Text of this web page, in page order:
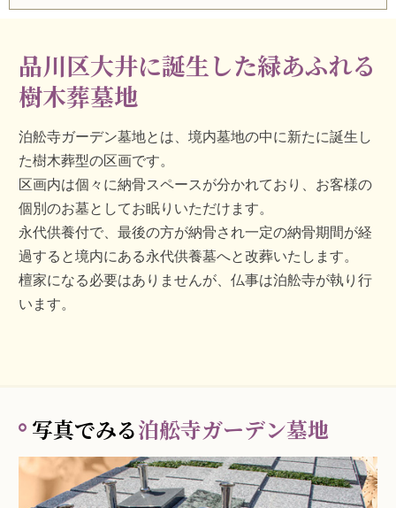
品川区大井に誕生した緑あふれる
樹木葬墓地
泊舩寺ガーデン墓地とは、境内墓地の中に新たに誕生し
た樹木葬型の区画です。
区画内は個々に納骨スペースが分かれており、お客様の
個別のお墓としてお眠りいただけます。
永代供養付で、最後の方が納骨され一定の納骨期間が経
過すると境内にある永代供養墓へと改葬いたします。
檀家になる必要はありませんが、仏事は泊舩寺が執り行
います。
写真でみる泊舩寺ガーデン墓地